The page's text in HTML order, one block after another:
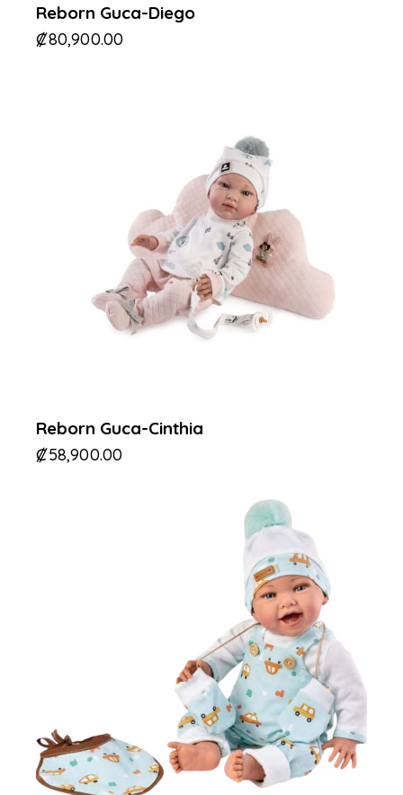
Reborn Guca-Diego
₡80,900.00
Reborn Guca-Cinthia
₡58,900.00